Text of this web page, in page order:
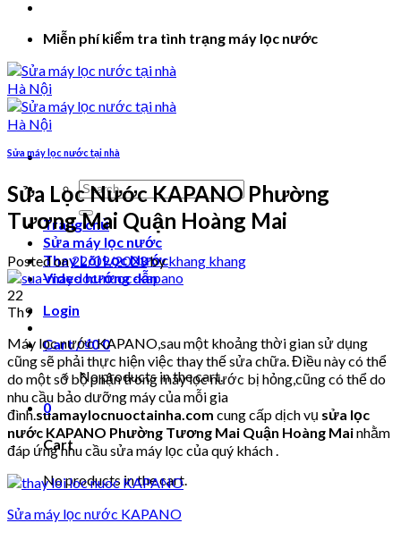
Miễn phí kiểm tra tình trạng máy lọc nước
Search
for:
Trang chủ
Sửa máy lọc nước
Thay Lõi Lọc Nước
Video hướng dẫn
Login
Cart /₫00
No products in the cart.
0
Cart
No products in the cart.
Sửa máy lọc nước tại nhà
Sửa Lọc Nước KAPANO Phường
Tương Mai Quận Hoàng Mai
Posted on22/09/2023bykhang khang
22
Th9
Máy lọc nước KAPANO,sau một khoảng thời gian sử dụng
cũng sẽ phải thực hiện việc thay thế sửa chữa. Điều này có thể
do một số bộ phận trong máy lọc nước bị hỏng,cũng có thể do
nhu cầu bảo dưỡng máy của mỗi gia
đình.suamaylocnuoctainha.com cung cấp dịch vụ sửa lọc
nước KAPANO Phường Tương Mai Quận Hoàng Mainhằm
đáp ứng nhu cầu sửa máy lọc của quý khách .
Sửa máy lọc nước KAPANO